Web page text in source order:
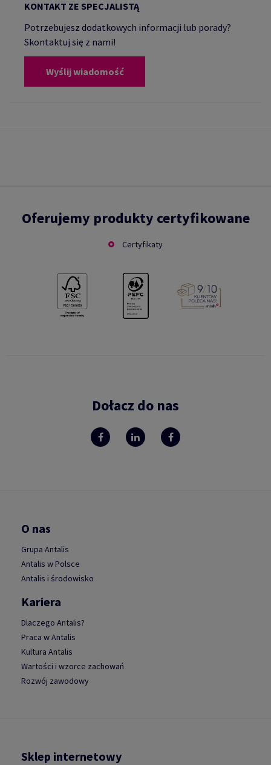
KONTAKT ZE SPECJALISTĄ
Potrzebujesz dodatkowych informacji lub porady?
Skontaktuj się z nami!
Wyślij wiadomość
Oferujemy produkty certyfikowane
Certyfikaty
Dołacz do nas
O nas
Grupa Antalis
Antalis w Polsce
Antalis i środowisko
Kariera
Dlaczego Antalis?
Praca w Antalis
Kultura Antalis
Wartości i wzorce zachowań
Rozwój zawodowy
Sklep internetowy